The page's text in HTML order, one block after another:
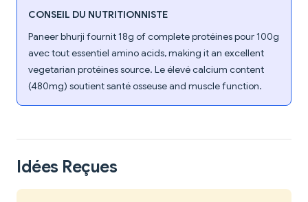
CONSEIL DU NUTRITIONNISTE
Paneer bhurji fournit 18g of complete protéines pour 100g
avec tout essentiel amino acids, making it an excellent
vegetarian protéines source. Le élevé calcium content
(480mg) soutient santé osseuse and muscle function.
Idées Reçues